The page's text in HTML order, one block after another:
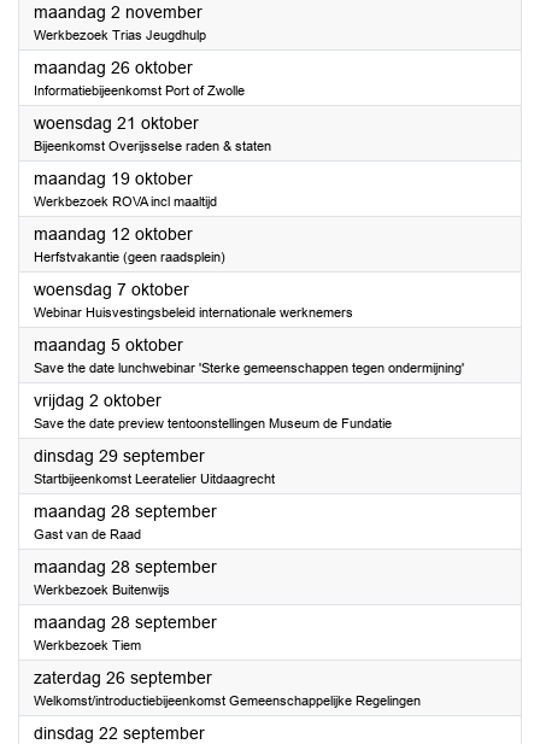
maandag 2 november2026
Werkbezoek Trias Jeugdhulp
maandag 26 oktober2026
Informatiebijeenkomst Port of Zwolle
woensdag 21 oktober2026
Bijeenkomst Overijsselse raden & staten
maandag 19 oktober2026
Werkbezoek ROVA incl maaltijd
maandag 12 oktober2026
Herfstvakantie (geen raadsplein)
woensdag 7 oktober2026
Webinar Huisvestingsbeleid internationale werknemers
maandag 5 oktober2026
Save the date lunchwebinar 'Sterke gemeenschappen tegen ondermijning'
vrijdag 2 oktober2026
Save the date preview tentoonstellingen Museum de Fundatie
dinsdag 29 september2026
Startbijeenkomst Leeratelier Uitdaagrecht
maandag 28 september2026
Gast van de Raad
maandag 28 september2026
Werkbezoek Buitenwijs
maandag 28 september2026
Werkbezoek Tiem
zaterdag 26 september2026
Welkomst/introductiebijeenkomst Gemeenschappelijke Regelingen
dinsdag 22 september2026